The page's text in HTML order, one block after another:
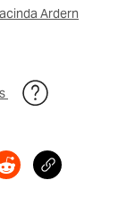
Ardern